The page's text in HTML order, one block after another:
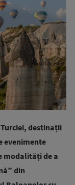
destinații
evenimente
modalități de a
din